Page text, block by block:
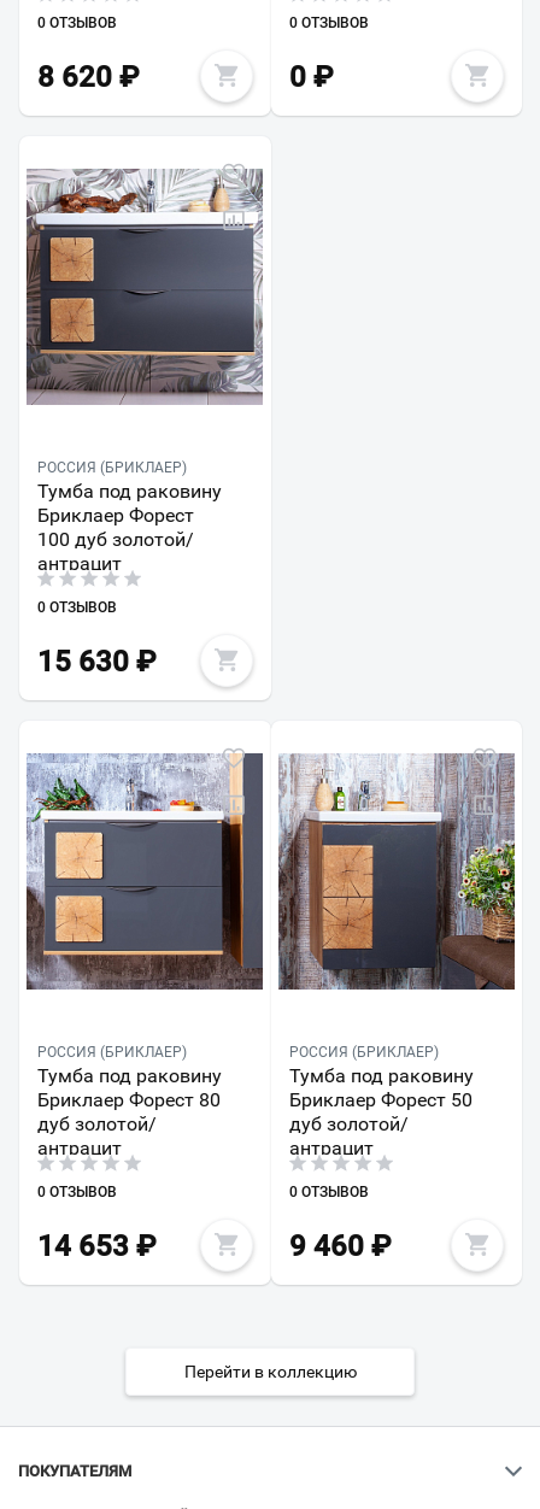
0 ОТЗЫВОВ
8 620 ₽
0 ОТЗЫВОВ
0₽
РОССИЯ (БРИКЛАЕР)
Тумба под раковину
Бриклаер Форест
100 дуб золотой/
антрацит
0 ОТЗЫВОВ
15 630 ₽
РОССИЯ (БРИКЛАЕР)
Тумба под раковину
Бриклаер Форест 80
дуб золотой/
антрацит
0 ОТЗЫВОВ
14 653 ₽
РОССИЯ (БРИКЛАЕР)
Тумба под раковину
Бриклаер Форест 50
дуб золотой/
антрацит
0 ОТЗЫВОВ
9 460₽
Перейти в коллекцию
ПОКУПАТЕЛЯМ